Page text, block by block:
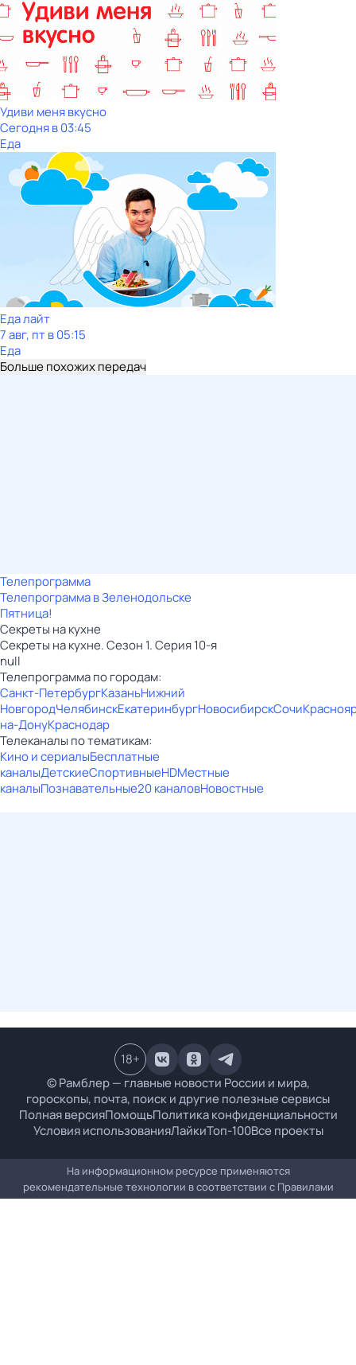
Удиви меня вкусно
Сегодня в 03:45
Еда
Еда лайт
7 авг, пт в 05:15
Еда
Больше похожих передач
Телепрограмма
Телепрограмма в Зеленодольске
Пятница!
Секреты на кухне
Секреты на кухне. Сезон 1. Серия 10-я
null
Телепрограмма по городам:
Санкт-ПетербургКазаньНижний
НовгородЧелябинскЕкатеринбургНовосибирскСочи
на-ДонуКраснодар
Телеканалы по тематикам:
Кино и сериалыБесплатные
каналыДетскиеСпортивныеHDМестные
каналыПознавательные20 каналовНовостные
© Рамблер — главные новости России и мира,
гороскопы, почта, поиск и другие полезные сервисы
Полная версияПомощьПолитика конфиденциальности
Условия использованияЛайкиТоп-100Все проекты
18+
На информационном ресурсе применяются
рекомендательные технологии в соответствии с Правилами